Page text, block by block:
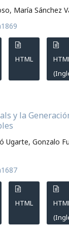
María Sánchez
HTML
y la
Ugarte, Gonzalo
HTML